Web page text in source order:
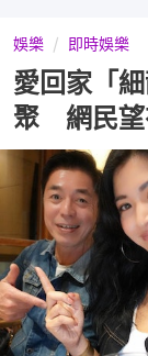
娛樂 即時娛樂
愛回家「
聚 網民望